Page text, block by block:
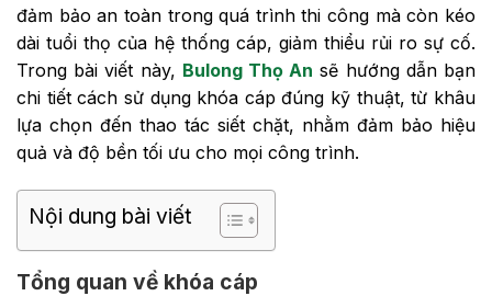
đảm bảo an toàn trong quá trình thi công mà còn kéo
dài tuổi thọ của hệ thống cáp, giảm thiểu rủi ro sự cố.
Trong bài viết này, Bulong Thọ An sẽ hướng dẫn bạn
chi tiết cách sử dụng khóa cáp đúng kỹ thuật, từ khâu
lựa chọn đến thao tác siết chặt, nhằm đảm bảo hiệu
quả và độ bền tối ưu cho mọi công trình.
Nội dung bài viết
Tổng quan về khóa cáp